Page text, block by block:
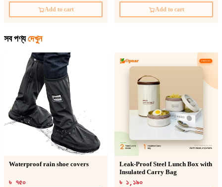
Add to cart Add to cart
সব পণ্য দেখুন
Waterproof rain shoe covers
৳ ৭৫০
Leak-Proof Steel Lunch Box with
Insulated Carry Bag
৳ ১,১৯০